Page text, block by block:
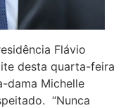
Flávio
desta quarta-feira
dama Michelle
“Nunca